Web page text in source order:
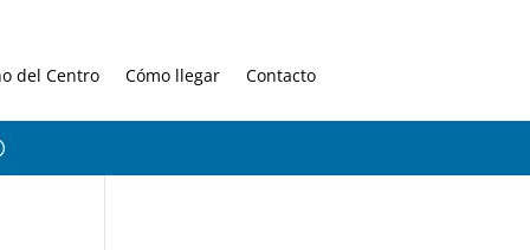
del Centro Cómo llegar Contacto